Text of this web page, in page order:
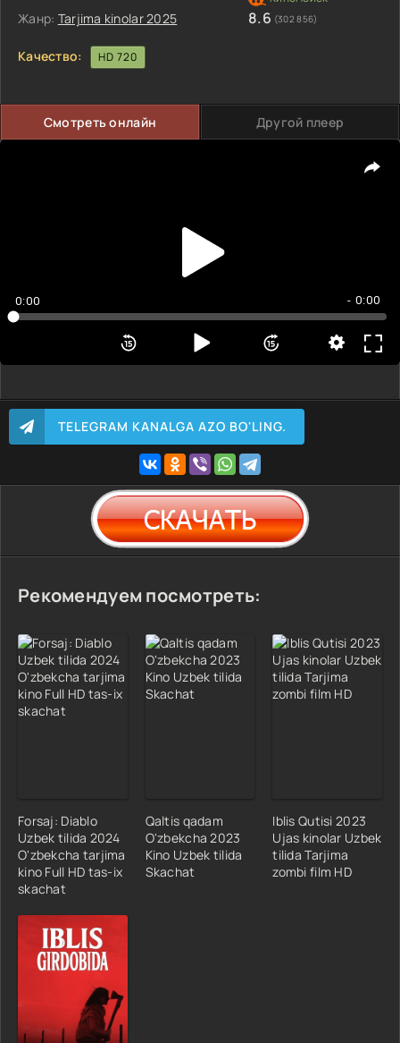
Жанр: Tarjima kinolar 2025 8.6 (302 856)
Качество: HD 720
Смотреть онлайн Другой плеер
0:00 - 0:00
TELEGRAM KANALGA AZO BO'LING.
Рекомендуем посмотреть:
Forsaj: Diablo
Uzbek tilida 2024
O'zbekcha tarjima
kino Full HD tas-ix
skachat
Qaltis qadam
O'zbekcha 2023
Kino Uzbek tilida
Skachat
Iblis Qutisi 2023
Ujas kinolar Uzbek
tilida Tarjima
zombi film HD